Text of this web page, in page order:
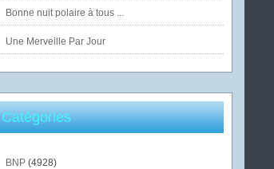
Bonne nuit polaire à tous ...
Une Merveille Par Jour
Catégories
BNP(4928)